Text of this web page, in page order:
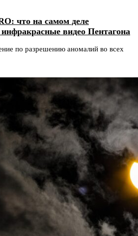
что на самом деле
видео Пентагона
по разрешению аномалий во всех